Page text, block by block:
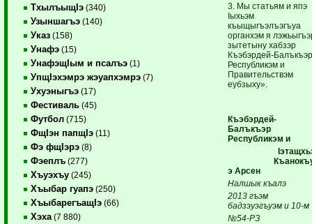
ТхылъыщIэ (340)
Узыншагъэ (140)
Указ (158)
Унафэ (15)
УнафэщIым и псалъэ (1)
УпщIэхэмрэ жэуапхэмрэ (7)
Ухуэныгъэ (17)
Фестиваль (45)
Футбол (715)
ФщIэн папщIэ (11)
Фэ фщIэрэ (8)
Фэеплъ (277)
Хъуэхъу (245)
Хъыбар гуапэ (250)
ХъыбарегъащIэ (66)
Хэха (7 880)
3. Мы статьям и япэ
Iыхьэм
къыщыгъэлъэгъуа
органхэм я
зытетыну хабзэр
Къэбэрдей-
Республикэм и
Правительствэм
еубзыху».
Къэбэрдей-
Балъкъэр
Республикэм и
э Арсен
Налшык къалэ
2013 гъэм
бадзэуэгъуэм и 10-м
№54-РЗ